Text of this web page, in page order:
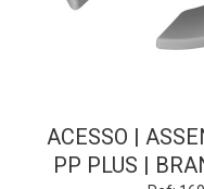
ACESSO |
PP PLUS |